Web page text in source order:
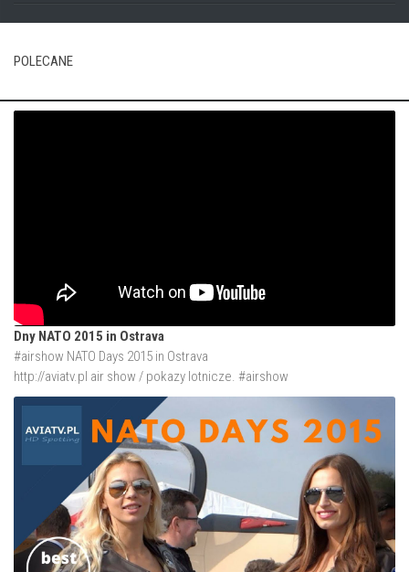
POLECANE
Dny NATO 2015 in Ostrava
#airshow NATO Days 2015 in Ostrava
http://aviatv.pl air show / pokazy lotnicze. #airshow